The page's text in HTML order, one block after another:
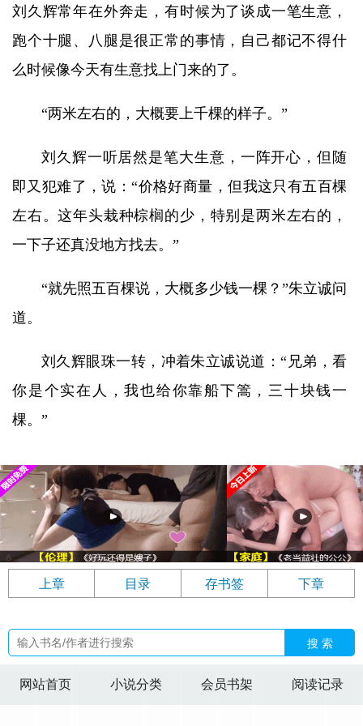
刘久辉常年在外奔走，有时候为了谈成一笔生意，
跑个十腿、八腿是很正常的事情，自己都记不得什
么时候像今天有生意找上门来的了。
“两米左右的，大概要上千棵的样子。”
刘久辉一听居然是笔大生意，一阵开心，但随
即又犯难了，说：“价格好商量，但我这只有五百棵
左右。这年头栽种棕榈的少，特别是两米左右的，
一下子还真没地方找去。”
“就先照五百棵说，大概多少钱一棵？”朱立诚问
道。
刘久辉眼珠一转，冲着朱立诚说道：“兄弟，看
你是个实在人，我也给你靠船下篙，三十块钱一
棵。”
上章 目录 存书签 下章
搜 索
网站首页 小说分类 会员书架 阅读记录